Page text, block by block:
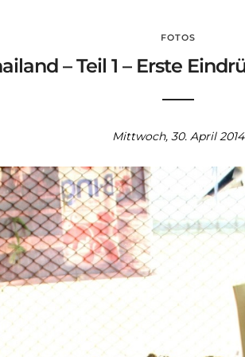
FOTOS
– Teil 1 – Erste
Mittwoch, 30. April 2014